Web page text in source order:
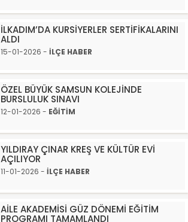
İLKADIM’DA KURSİYERLER SERTİFİKALARINI
ALDI
15-01-2026 - İLÇE HABER
ÖZEL BÜYÜK SAMSUN KOLEJİNDE
BURSLULUK SINAVI
12-01-2026 - EĞİTİM
YILDIRAY ÇINAR KREŞ VE KÜLTÜR EVİ
AÇILIYOR
11-01-2026 - İLÇE HABER
AİLE AKADEMİSİ GÜZ DÖNEMİ EĞİTİM
PROGRAMI TAMAMLANDI